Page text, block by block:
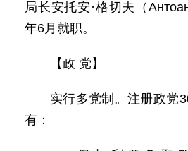
局长安托安·格切夫（
年6月就职。
【政 党】
实行多党制。注册政党
有：